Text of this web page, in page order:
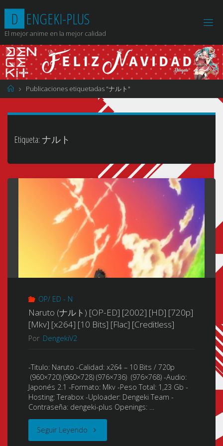
contenido
D ENGEKI-PLUS
El mejor anime en la mejor calidad
Página
de
Publicaciones etiquetadas "ナルト"
Etiqueta: ナルト
OP/ ED - N
Naruto (ナルト) [OP-ED] [2002] [HD] [720p]
[Mkv] [x264] [10 Bits] [Flac] [Creditless]
Por DengekiV2
-Titulo: Naruto -Calidad: x264 – 10 Bits / 720p
(960×720) (960×728) (976×736) (976×768) -Audio:
Japonés 2.1 -Formato: Mkv -Peso Total: 1,23 Gb -
Hosting: Terabox -Uploader: Dengeki Team -
Contraseña: dengeki-plus Openings: …
Seguir Leyendo "Naruto